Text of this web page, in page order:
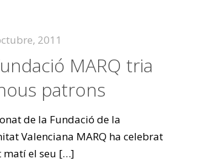
2011
MARQ tria
patrons
de la Fundació de la
Valenciana MARQ ha celebrat
matí el seu […]